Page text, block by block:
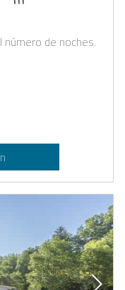
número de noches.